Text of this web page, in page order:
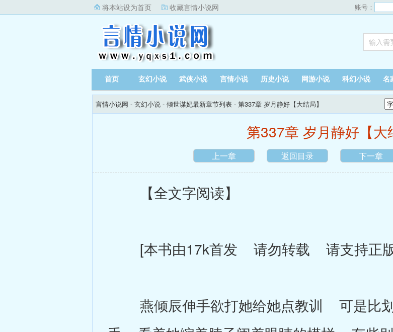
将本站设为首页 收藏言情小说网 账号：
首页 玄幻小说 武侠小说 言情小说 历史小说 网游小说 科幻小说 名
言情小说网 - 玄幻小说 - 倾世谋妃最新章节列表 - 第337章 岁月静好【大结局】
第337章 岁月静好【大
上一章 返回目录 下一章
【全文字阅读】
[本书由17k首发 请勿转载 请支持正
燕倾辰伸手欲打她给她点教训 可是比划